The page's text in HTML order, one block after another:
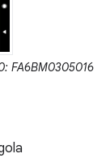
FA6BM0305016